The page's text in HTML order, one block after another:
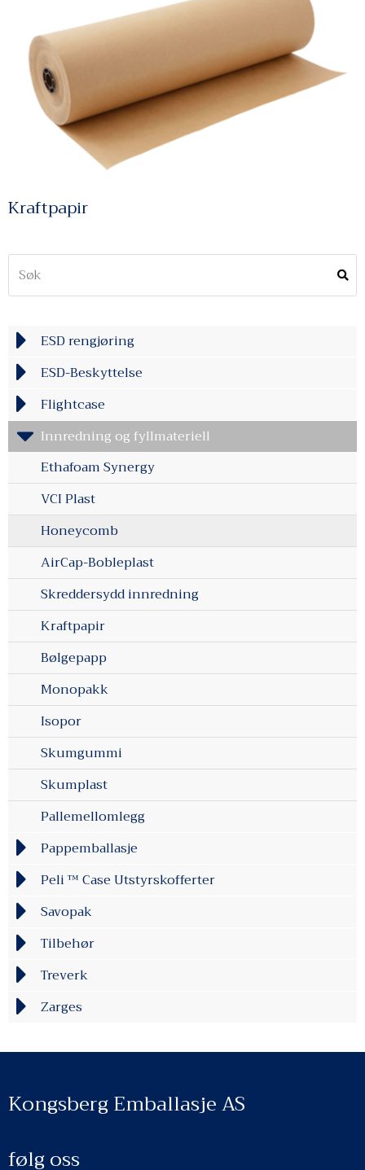
Kraftpapir
ESD rengjøring
ESD-Beskyttelse
Flightcase
Innredning og fyllmateriell
Ethafoam Synergy
VCI Plast
Honeycomb
AirCap-Bobleplast
Skreddersydd innredning
Kraftpapir
Bølgepapp
Monopakk
Isopor
Skumgummi
Skumplast
Pallemellomlegg
Pappemballasje
Peli ™ Case Utstyrskofferter
Savopak
Tilbehør
Treverk
Zarges
Kongsberg Emballasje AS
følg oss